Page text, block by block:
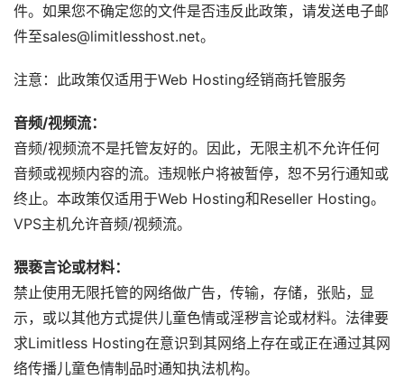
件。如果您不确定您的文件是否违反此政策，请发送电子邮
件至sales@limitlesshost.net。
注意：此政策仅适用于Web Hosting经销商托管服务
音频/视频流：
音频/视频流不是托管友好的。因此，无限主机不允许任何
音频或视频内容的流。违规帐户将被暂停，恕不另行通知或
终止。本政策仅适用于Web Hosting和Reseller Hosting。
VPS主机允许音频/视频流。
猥亵言论或材料：
禁止使用无限托管的网络做广告，传输，存储，张贴，显
示，或以其他方式提供儿童色情或淫秽言论或材料。法律要
求Limitless Hosting在意识到其网络上存在或正在通过其网
络传播儿童色情制品时通知执法机构。